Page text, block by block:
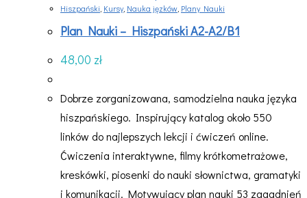
Hiszpański Kursy, Nauka jęzków Plany Nauki
Plan Nauki – Hiszpański A2-A2/B1
48,00 zł
Dobrze zorganizowana, samodzielna nauka języka
hiszpańskiego. Inspirujący katalog około 550
linków do najlepszych lekcji i ćwiczeń online.
Ćwiczenia interaktywne, filmy krótkometrażowe,
kreskówki, piosenki do nauki słownictwa, gramatyki
i komunikacji. Motywujący plan nauki 53 zagadnień